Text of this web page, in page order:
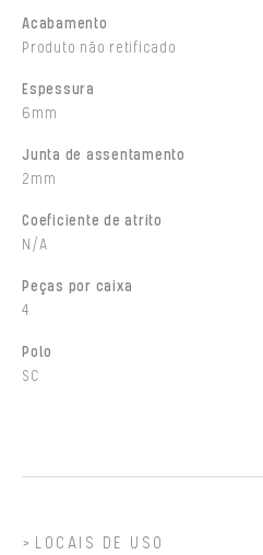
Acabamento
Produto não retificado
Espessura
6mm
Junta de assentamento
2mm
Coeficiente de atrito
N/A
Peças por caixa
4
Polo
SC
LOCAIS DE USO